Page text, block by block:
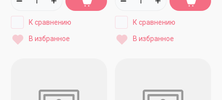
К сравнению
В избранное
К сравнению
В избранное